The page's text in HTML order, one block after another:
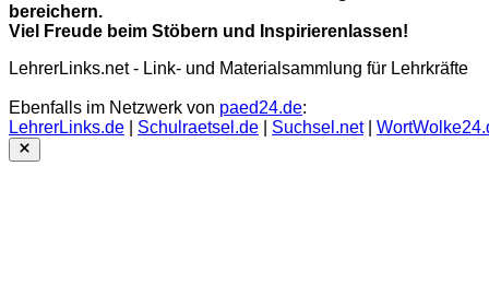
bereichern.
Viel Freude beim Stöbern und Inspirierenlassen!
LehrerLinks.net - Link- und Materialsammlung für Lehrkräfte
Ebenfalls im Netzwerk von paed24.de:
LehrerLinks.de
Schulraetsel.de Suchsel.net|
Close